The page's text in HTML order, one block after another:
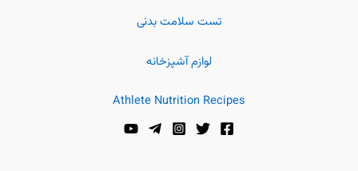
تست سلامت بدنی
لوازم آشپزخانه
Athlete Nutrition Recipes